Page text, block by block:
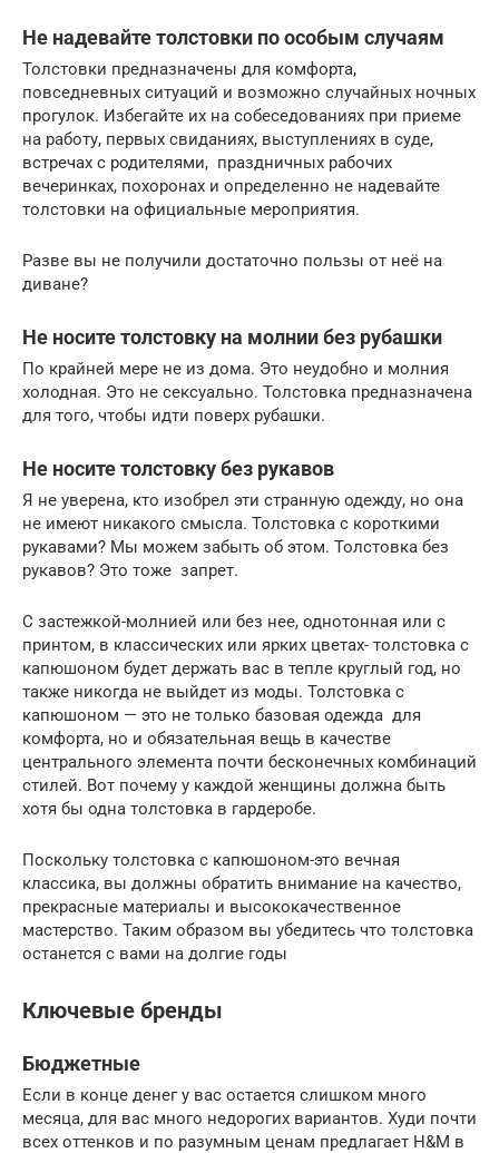
Не надевайте толстовки по особым случаям
Толстовки предназначены для комфорта,
повседневных ситуаций и возможно случайных ночных
прогулок. Избегайте их на собеседованиях при приеме
на работу, первых свиданиях, выступлениях в суде,
встречах с родителями, праздничных рабочих
вечеринках, похоронах и определенно не надевайте
толстовки на официальные мероприятия.
Разве вы не получили достаточно пользы от неё на
диване?
Не носите толстовку на молнии без рубашки
По крайней мере не из дома. Это неудобно и молния
холодная. Это не сексуально. Толстовка предназначена
для того, чтобы идти поверх рубашки.
Не носите толстовку без рукавов
Я не уверена, кто изобрел эти странную одежду, но она
не имеют никакого смысла. Толстовка с короткими
рукавами? Мы можем забыть об этом. Толстовка без
рукавов? Это тоже запрет.
С застежкой-молнией или без нее, однотонная или с
принтом, в классических или ярких цветах- толстовка с
капюшоном будет держать вас в тепле круглый год, но
также никогда не выйдет из моды. Толстовка с
капюшоном — это не только базовая одежда для
комфорта, но и обязательная вещь в качестве
центрального элемента почти бесконечных комбинаций
стилей. Вот почему у каждой женщины должна быть
хотя бы одна толстовка в гардеробе.
Поскольку толстовка с капюшоном-это вечная
классика, вы должны обратить внимание на качество,
прекрасные материалы и высококачественное
мастерство. Таким образом вы убедитесь что толстовка
останется с вами на долгие годы
Ключевые бренды
Бюджетные
Если в конце денег у вас остается слишком много
месяца, для вас много недорогих вариантов. Худи почти
всех оттенков и по разумным ценам предлагает H&M в